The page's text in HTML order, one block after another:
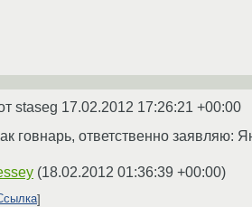
staseg 17.02.2012 17:26:21 +00:00
говнарь, ответственно заявляю:
(18.02.2012 01:36:39 +00:00)